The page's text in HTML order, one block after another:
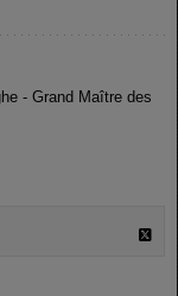
- Grand Maître des